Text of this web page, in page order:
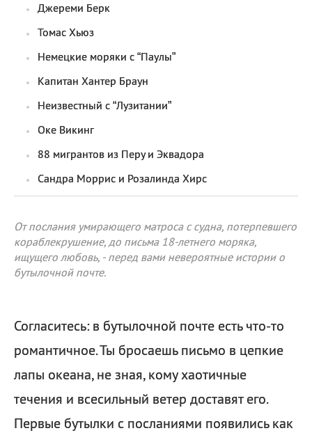
Джереми Берк
Томас Хьюз
Немецкие моряки с “Паулы”
Капитан Хантер Браун
Неизвестный с “Лузитании”
Оке Викинг
88 мигрантов из Перу и Эквадора
Сандра Моррис и Розалинда Хирс
От послания умирающего матроса с судна, потерпевшего
кораблекрушение, до письма 18-летнего моряка,
ищущего любовь, - перед вами невероятные истории о
бутылочной почте.
Согласитесь: в бутылочной почте есть что-то
романтичное. Ты бросаешь письмо в цепкие
лапы океана, не зная, кому хаотичные
течения и всесильный ветер доставят его.
Первые бутылки с посланиями появились как